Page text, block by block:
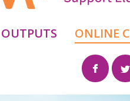
OUTPUTS ONLINE